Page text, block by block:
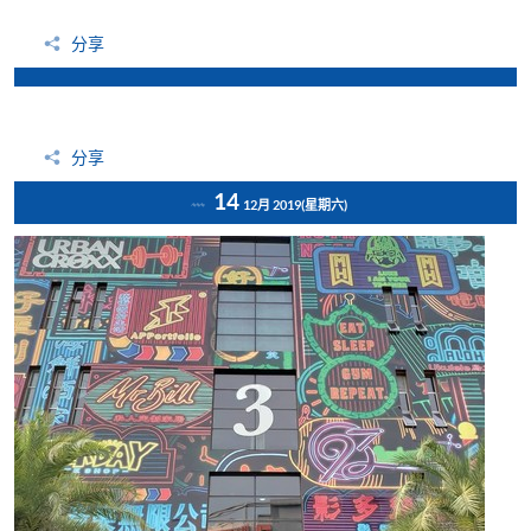
分享
分享
14 12月 2019(星期六)